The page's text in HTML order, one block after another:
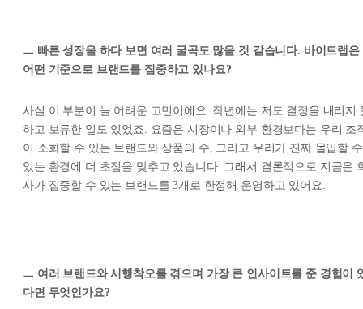
ㅡ 빠른 성장을 하다 보면 여러 굴곡도 많을 것 같습니다. 바이트랩은
어떤 기준으로 브랜드를 집중하고 있나요?
사실 이 부분이 늘 어려운 고민이에요. 작년에는 저도 결정을 내리지
하고 보류한 일도 있었죠. 요즘은 시장이나 외부 환경보다는 우리 조
이 소화할 수 있는 브랜드와 상품의 수, 그리고 우리가 진짜 몰입할 수
있는 환경에 더 초점을 맞추고 있습니다. 그래서 결론적으로 지금은
사가 집중할 수 있는 브랜드를 3개로 한정해 운영하고 있어요.
ㅡ 여러 브랜드와 시행착오를 겪으며 가장 큰 인사이트를 준 경험이
다면 무엇인가요?